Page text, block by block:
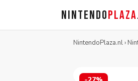
NINTENDOPLAZA
NintendoPlaza.nl›